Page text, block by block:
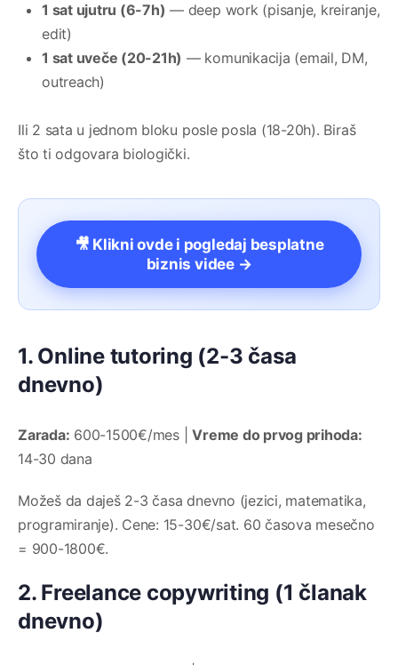
1 sat ujutru (6-7h) — deep work (pisanje, kreiranje,
edit)
1 sat uveče (20-21h) — komunikacija (email, DM,
outreach)
Ili 2 sata u jednom bloku posle posla (18-20h). Biraš
što ti odgovara biologički.
🎥 Klikni ovde i pogledaj besplatne
biznis videe →
1. Online tutoring (2-3 časa
dnevno)
Zarada: 600-1500€/mes |Vreme do prvog prihoda:
14-30 dana
Možeš da daješ 2-3 časa dnevno (jezici, matematika,
programiranje). Cene: 15-30€/sat. 60 časova mesečno
= 900-1800€.
2. Freelance copywriting (1 članak
dnevno)